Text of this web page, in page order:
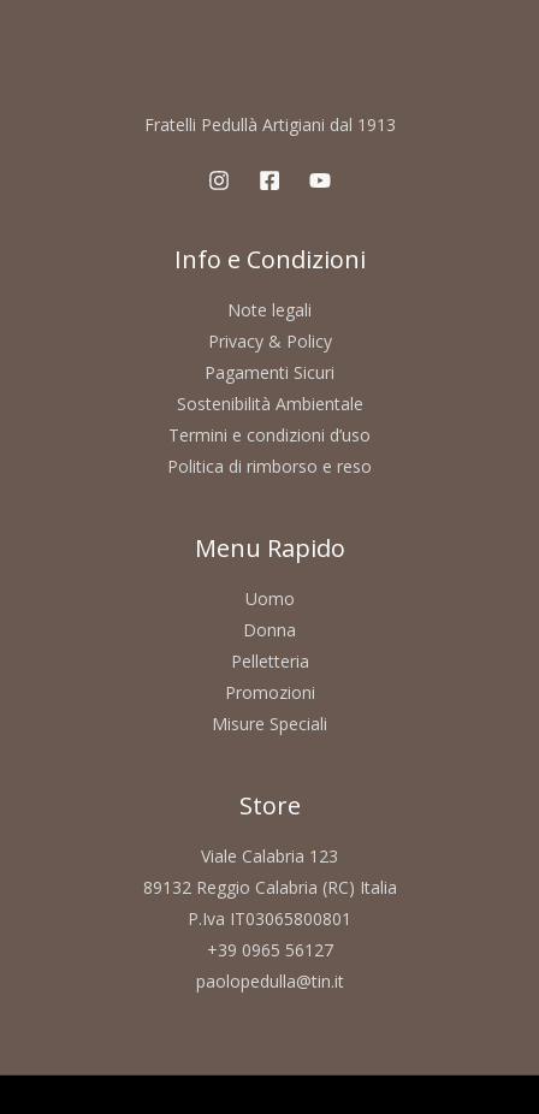
Fratelli Pedullà Artigiani dal 1913
Info e Condizioni
Note legali
Privacy & Policy
Pagamenti Sicuri
Sostenibilità Ambientale
Termini e condizioni d’uso
Politica di rimborso e reso
Menu Rapido
Uomo
Donna
Pelletteria
Promozioni
Misure Speciali
Store
Viale Calabria 123
89132 Reggio Calabria (RC) Italia
P.Iva IT03065800801
+39 0965 56127
paolopedulla@tin.it